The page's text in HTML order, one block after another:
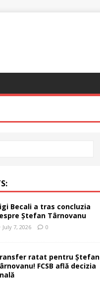
Becali a tras concluzia
Ștefan Târnovanu
July 7, 2026 0
ratat pentru Ștefan
FCSB află decizia